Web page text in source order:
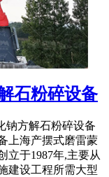
石粉碎设备
钠方解石粉碎设备
上海产摆式磨雷蒙
立于1987年,主要从
建设工程所需大型